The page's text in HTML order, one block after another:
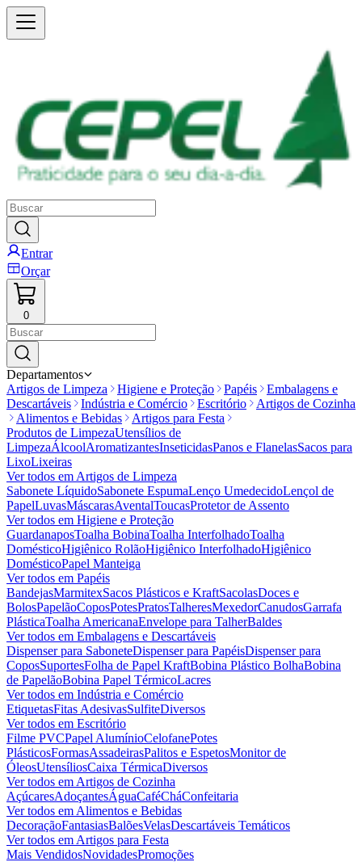
Entrar
Orçar
0
Departamentos
Artigos de Limpeza
Higiene e Proteção Papéis
Embalagens e
Descartáveis
Indústria e Comércio Escritório
Artigos de Cozinha
Alimentos e Bebidas
Artigos para Festa
Produtos de LimpezaUtensílios de
LimpezaÁlcoolAromatizantesInseticidasPanos e FlanelasSacos para
LixoLixeiras
Ver todos em Artigos de Limpeza
Sabonete LíquidoSabonete EspumaLenço UmedecidoLençol de
PapelLuvasMáscarasAventalToucasProtetor de Assento
Ver todos em Higiene e Proteção
GuardanaposToalha BobinaToalha InterfolhadoToalha
DomésticoHigiênico RolãoHigiênico InterfolhadoHigiênico
DomésticoPapel Manteiga
Ver todos em Papéis
BandejasMarmitexSacos Plásticos e KraftSacolasDoces e
BolosPapelãoCoposPotesPratosTalheresMexedorCanudosGarrafa
PlásticaToalha AmericanaEnvelope para TalherBaldes
Ver todos em Embalagens e Descartáveis
Dispenser para SaboneteDispenser para PapéisDispenser para
CoposSuportesFolha de Papel KraftBobina Plástico BolhaBobina
de PapelãoBobina Papel TérmicoLacres
Ver todos em Indústria e Comércio
EtiquetasFitas AdesivasSulfiteDiversos
Ver todos em Escritório
Filme PVCPapel AlumínioCelofanePotes
PlásticosFormasAssadeirasPalitos e EspetosMonitor de
ÓleosUtensíliosCaixa TérmicaDiversos
Ver todos em Artigos de Cozinha
AçúcaresAdoçantesÁguaCaféCháConfeitaria
Ver todos em Alimentos e Bebidas
DecoraçãoFantasiasBalõesVelasDescartáveis Temáticos
Ver todos em Artigos para Festa
Mais VendidosNovidadesPromoções